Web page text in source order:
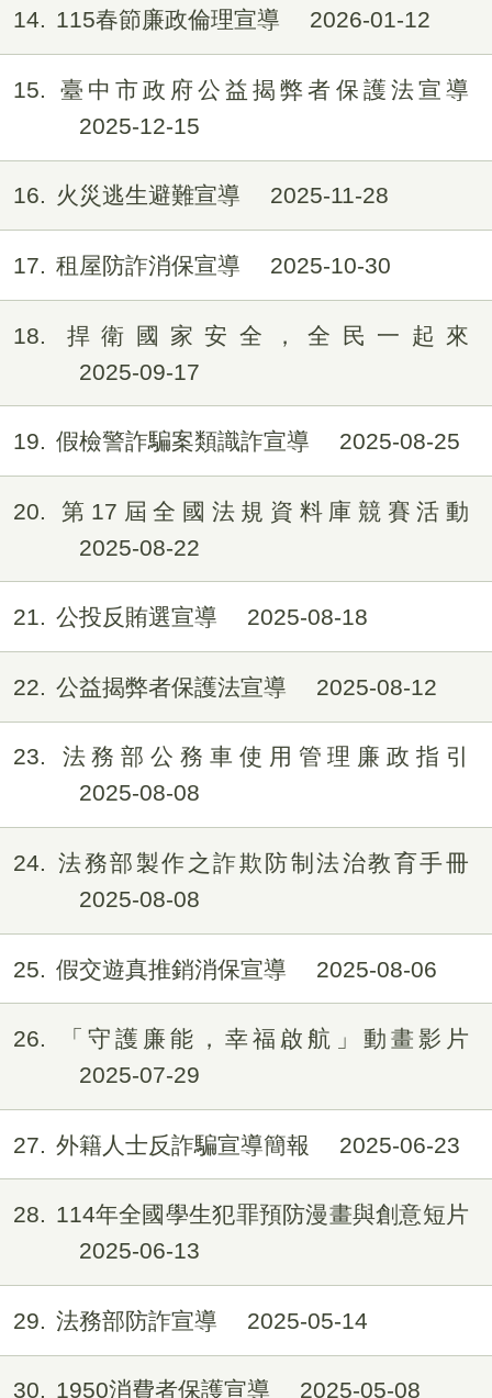
14 115春節廉政倫理宣導 2026-01-12
15
臺中市政府公益揭弊者保護法宣導
2025-12-15
16 火災逃生避難宣導 2025-11-28
17 租屋防詐消保宣導 2025-10-30
18
捍衛國家安全，全民一起來
2025-09-17
19 假檢警詐騙案類識詐宣導 2025-08-25
20
第17屆全國法規資料庫競賽活動
2025-08-22
21 公投反賄選宣導 2025-08-18
22 公益揭弊者保護法宣導 2025-08-12
23
法務部公務車使用管理廉政指引
2025-08-08
24
法務部製作之詐欺防制法治教育手冊
2025-08-08
25 假交遊真推銷消保宣導 2025-08-06
26
「守護廉能，幸福啟航」動畫影片
2025-07-29
27 外籍人士反詐騙宣導簡報 2025-06-23
28
114年全國學生犯罪預防漫畫與創意短片
2025-06-13
29 法務部防詐宣導 2025-05-14
30 1950消費者保護宣導 2025-05-08